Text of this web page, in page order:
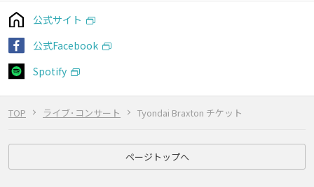
TOP ライブ･コンサート Tyondai Braxton チケット
公式サイト
公式Facebook
Spotify
ページトップへ